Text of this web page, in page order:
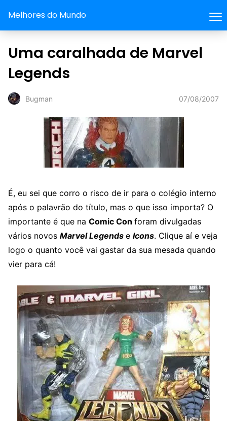
Melhores do Mundo
Uma caralhada de Marvel
Legends
Bugman 07/08/2007
É, eu sei que corro o risco de ir para o colégio interno
após o palavrão do título, mas o que isso importa? O
importante é que na Comic Con foram divulgadas
vários novos Marvel Legends e Icons. Clique aí e veja
logo o quanto você vai gastar da sua mesada quando
vier para cá!